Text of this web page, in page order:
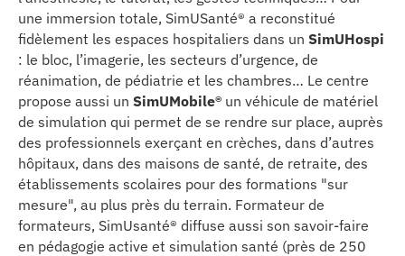
une immersion totale, SimUSanté® a reconstitué
fidèlement les espaces hospitaliers dans un SimUHospi
: le bloc, l’imagerie, les secteurs d’urgence, de
réanimation, de pédiatrie et les chambres… Le centre
propose aussi un SimUMobile® un véhicule de matériel
de simulation qui permet de se rendre sur place, auprès
des professionnels exerçant en crèches, dans d’autres
hôpitaux, dans des maisons de santé, de retraite, des
établissements scolaires pour des formations "sur
mesure", au plus près du terrain. Formateur de
formateurs, SimUsanté® diffuse aussi son savoir-faire
en pédagogie active et simulation santé (près de 250